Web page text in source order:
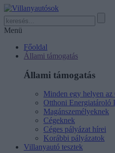
Menü
Főoldal
Állami támogatás
Állami támogatás
Minden egy helyen
Otthoni Energiatároló
Magánszemélyeknek
Cégeknek
Céges pályázat hírei
Korábbi pályázatok
Villanyautó tesztek